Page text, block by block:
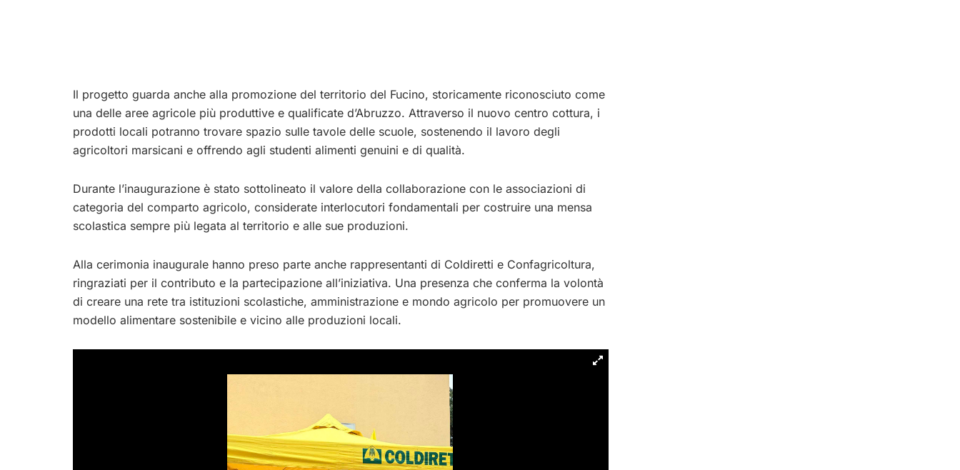
Il progetto guarda anche alla promozione del territorio del Fucino, storicamente riconosciuto come
una delle aree agricole più produttive e qualificate d’Abruzzo. Attraverso il nuovo centro cottura, i
prodotti locali potranno trovare spazio sulle tavole delle scuole, sostenendo il lavoro degli
agricoltori marsicani e offrendo agli studenti alimenti genuini e di qualità.
Durante l’inaugurazione è stato sottolineato il valore della collaborazione con le associazioni di
categoria del comparto agricolo, considerate interlocutori fondamentali per costruire una mensa
scolastica sempre più legata al territorio e alle sue produzioni.
Alla cerimonia inaugurale hanno preso parte anche rappresentanti di Coldiretti e Confagricoltura,
ringraziati per il contributo e la partecipazione all’iniziativa. Una presenza che conferma la volontà
di creare una rete tra istituzioni scolastiche, amministrazione e mondo agricolo per promuovere un
modello alimentare sostenibile e vicino alle produzioni locali.